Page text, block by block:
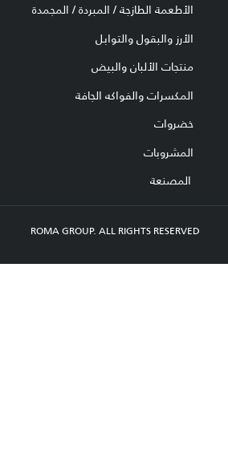
الأطعمة الطازجة / المبردة / المجمدة
الأرز والبقول والتوابل
منتجات الألبان والبيض
المكسرات والفواكه الجافة
خضروات
المشروبات
المصنعة
ROMA GROUP. ALL RIGHTS RESERVED